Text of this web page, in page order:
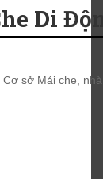
Di
sở Mái che,